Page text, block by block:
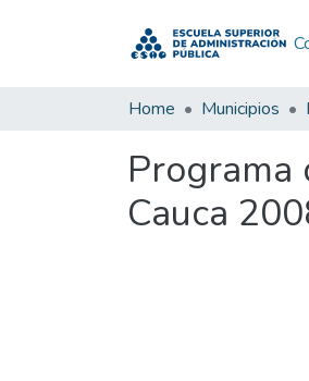
Home Municipios
Programa
Cauca